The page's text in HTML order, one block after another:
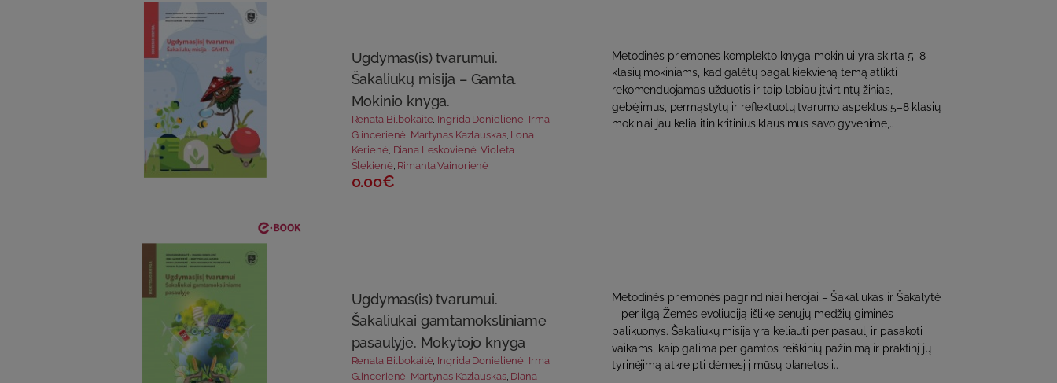
Ugdymas(is) tvarumui.
Šakaliukų misija – Gamta.
Mokinio knyga.
Renata Bilbokaitė, Ingrida Donielienė, Irma
Glincerienė Martynas Kazlauskas, Ilona
Kerienė, Diana Leskovienė,Violeta
Šlekienė, Rimanta Vainorienė
0.00€
Metodinės priemonės komplekto knyga mokiniui yra skirta 5–8
klasių mokiniams, kad galėtų pagal kiekvieną temą atlikti
rekomenduojamas užduotis ir taip labiau įtvirtintų žinias,
gebėjimus, permąstytų ir reflektuotų tvarumo aspektus.5–8 klasių
mokiniai jau kelia itin kritinius klausimus savo gyvenime,..
Ugdymas(is) tvarumui.
Šakaliukai gamtamoksliniame
pasaulyje. Mokytojo knyga
Renata Bilbokaitė, Ingrida Donielienė, Irma
Glincerienė Martynas Kazlauskas, Diana
Metodinės priemonės pagrindiniai herojai – Šakaliukas ir Šakalytė
– per ilgą Žemės evoliuciją išlikę senųjų medžių giminės
palikuonys. Šakaliukų misija yra keliauti per pasaulį ir pasakoti
vaikams, kaip galima per gamtos reiškinių pažinimą ir praktinį jų
tyrinėjimą atkreipti dėmesį į mūsų planetos i..